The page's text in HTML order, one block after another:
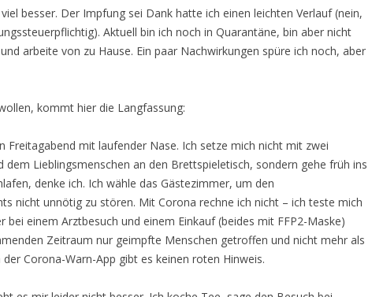
besser. Der Impfung sei Dank hatte ich einen leichten Verlauf (nein,
Aktuell bin ich noch in Quarantäne, bin aber nicht
arbeite von zu Hause. Ein paar Nachwirkungen spüre ich noch, aber
kommt hier die Langfassung:
Freitagabend mit laufender Nase. Ich setze mich nicht mit zwei
dem Lieblingsmenschen an den Brettspieletisch, sondern gehe früh ins
denke ich. Ich wähle das Gästezimmer, um den
nicht unnötig zu stören. Mit Corona rechne ich nicht – ich teste mich
bei einem Arztbesuch und einem Einkauf (beides mit FFP2-Maske)
Zeitraum nur geimpfte Menschen getroffen und nicht mehr als
Corona-Warn-App gibt es keinen roten Hinweis.